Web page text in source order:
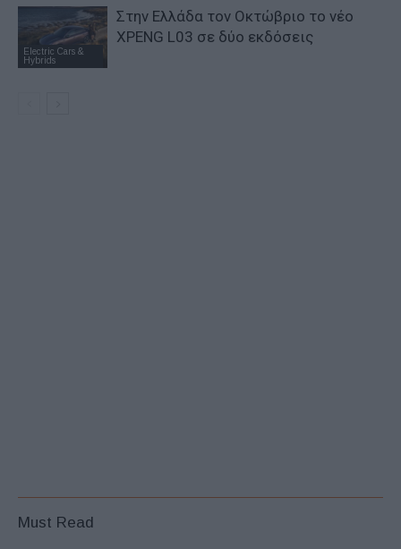
Electric Cars &
Hybrids
Στην Ελλάδα τον Οκτώβριο το νέο
XPENG L03 σε δύο εκδόσεις
Must Read